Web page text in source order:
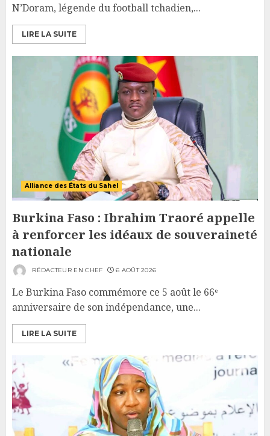
N’Doram, légende du football tchadien,...
LIRE LA SUITE
Alliance des États du Sahel
Burkina Faso : Ibrahim Traoré appelle
à renforcer les idéaux de souveraineté
nationale
RÉDACTEUR EN CHEF 6 AOÛT 2026
Le Burkina Faso commémore ce 5 août le 66ᵉ
anniversaire de son indépendance, une...
LIRE LA SUITE